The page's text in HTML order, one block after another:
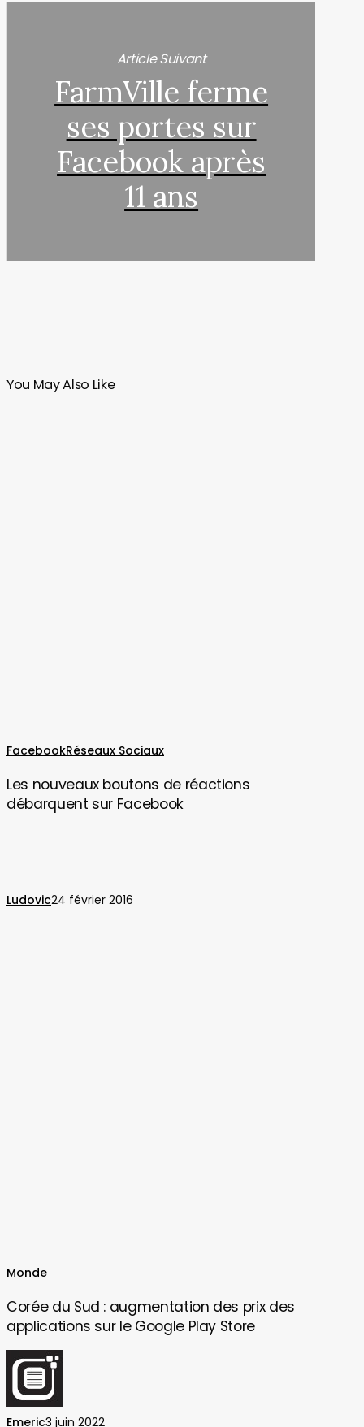
Article Suivant
FarmVille ferme
ses portes sur
Facebook après
11 ans
You May Also Like
FacebookRéseaux SociauxLes
boutons
de
Les nouveaux boutons de réactions
débarquent sur Facebook
Ludovic24 février 2016
MondeCorée
Sud
:
augmentation
des
prix
des
Corée du Sud : augmentation des prix des
applications sur le Google Play Store
Emeric3 juin 2022